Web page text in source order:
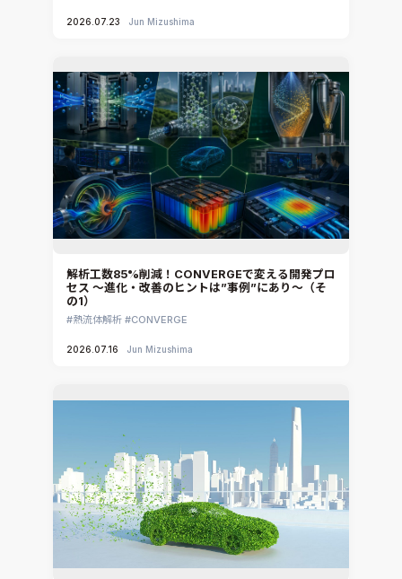
ennovaCFD
MpCCI
Ansys Granta MI
Ansys Granta Selector
2026.07.23 Jun Mizushima
解析工数85%削減！CONVERGEで変える開発プロ
セス ～進化・改善のヒントは”事例”にあり～（そ
の1）
熱流体解析 CONVERGE
2026.07.16 Jun Mizushima